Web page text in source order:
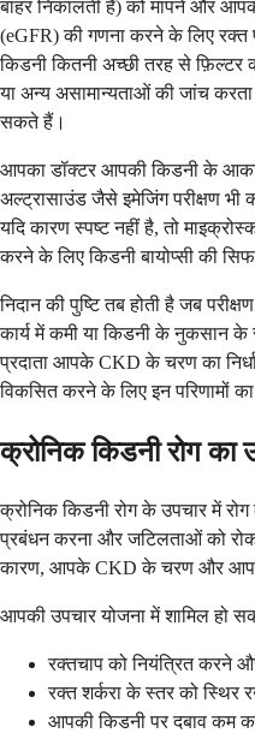
बाहर निकालती है) को मापने और
(eGFR) की गणना करने के लिए रक्त
किडनी कितनी अच्छी तरह से फ़िल्टर
या अन्य असामान्यताओं की जांच
सकते हैं।
आपका डॉक्टर आपकी किडनी के
अल्ट्रासाउंड जैसे इमेजिंग परीक्षण
यदि कारण स्पष्ट नहीं है, तो
करने के लिए किडनी बायोप्सी की
निदान की पुष्टि तब होती है जब
कार्य में कमी या किडनी के नुकसान
प्रदाता आपके CKD के चरण का
विकसित करने के लिए इन परिणामों
क्रोनिक किडनी रोग का
क्रोनिक किडनी रोग के उपचार में रोग
प्रबंधन करना और जटिलताओं को
कारण, आपके CKD के चरण और आपके
आपकी उपचार योजना में शामिल हो
रक्तचाप को नियंत्रित करने
रक्त शर्करा के स्तर को स्थिर
आपकी किडनी पर दबाव कम